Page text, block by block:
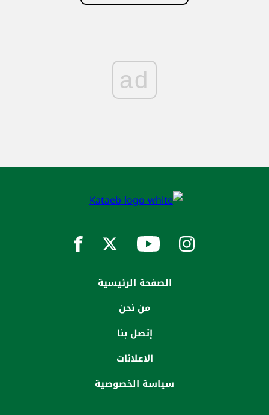
ad
الصفحة الرئيسية
من نحن
إتصل بنا
الاعلانات
سياسة الخصوصية